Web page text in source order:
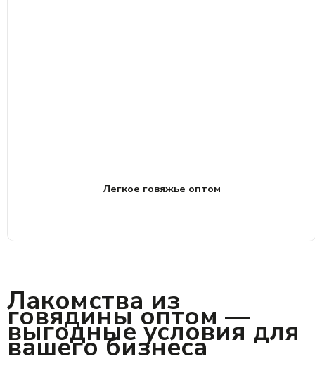
Легкое говяжье оптом
Лакомства из
говядины оптом —
выгодные условия для
вашего бизнеса